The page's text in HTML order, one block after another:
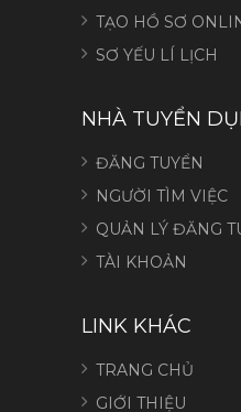
TẠO HỒ SƠ
SƠ YẾU LÍ LỊCH
NHÀ TUYỂN
ĐĂNG TUYỂN
NGƯỜI TÌM VIỆC
QUẢN LÝ ĐĂNG
TÀI KHOẢN
LINK KHÁC
TRANG CHỦ
GIỚI THIỆU